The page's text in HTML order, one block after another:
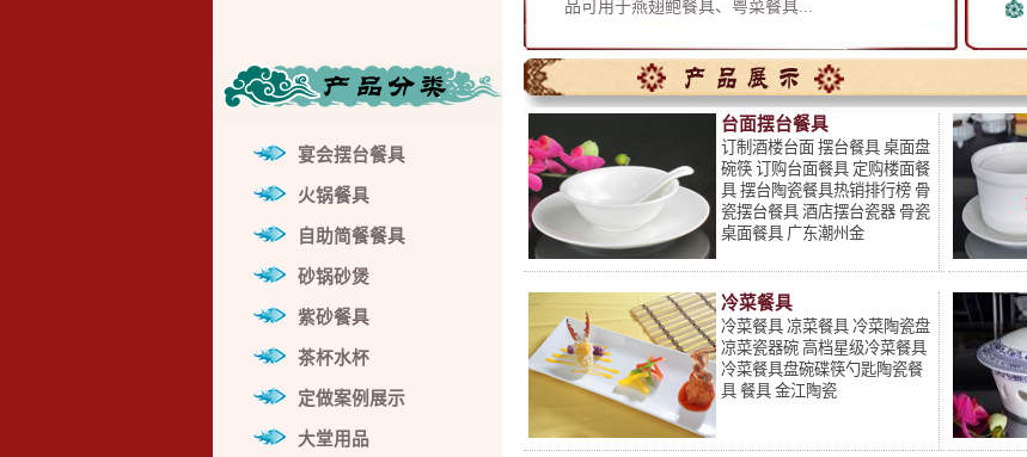
宴会摆台餐具
火锅餐具
自助简餐餐具
砂锅砂煲
紫砂餐具
茶杯水杯
定做案例展示
大堂用品
品可用于燕翅鲍餐具、粤菜餐具...
台面摆台餐具
订制酒楼台面 摆台餐具 桌面盘
碗筷 订购台面餐具 定购楼面餐
具 摆台陶瓷餐具热销排行榜 骨
瓷摆台餐具 酒店摆台瓷器 骨瓷
桌面餐具 广东潮州金
冷菜餐具
冷菜餐具 凉菜餐具 冷菜陶瓷盘
凉菜瓷器碗 高档星级冷菜餐具
冷菜餐具盘碗碟筷勺匙陶瓷餐
具 餐具 金江陶瓷